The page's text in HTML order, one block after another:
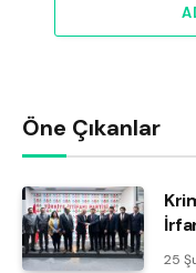
Öne Çıkanlar
25